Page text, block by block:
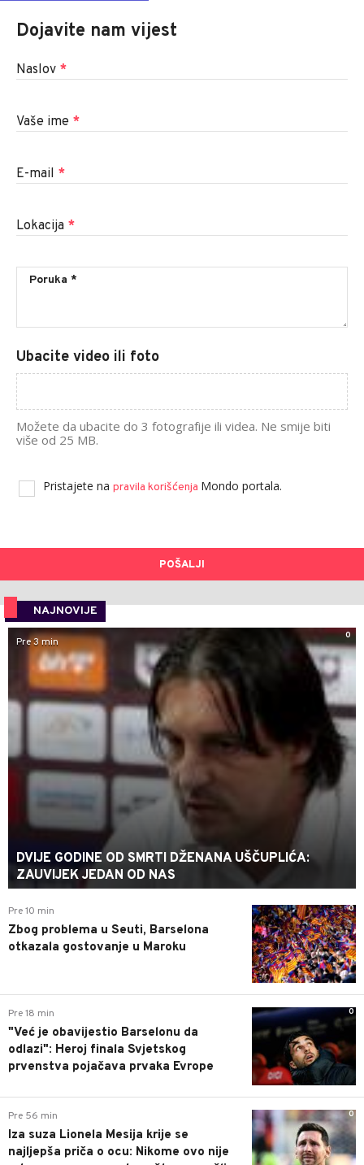
Dojavite nam vijest
Naslov *
Vaše ime *
E-mail *
Lokacija *
Ubacite video ili foto
Možete da ubacite do 3 fotografije ili videa. Ne smije biti
više od 25 MB.
Pristajete na pravila korišćenja Mondo portala.
POŠALJI
NAJNOVIJE
0
Pre 3 min
DVIJE GODINE OD SMRTI DŽENANA UŠČUPLIĆA:
ZAUVIJEK JEDAN OD NAS
0
Pre 10 min
Zbog problema u Seuti, Barselona
otkazala gostovanje u Maroku
0
Pre 18 min
"Već je obavijestio Barselonu da
odlazi": Heroj finala Svjetskog
prvenstva pojačava prvaka Evrope
0
Pre 56 min
Iza suza Lionela Mesija krije se
najljepša priča o ocu: Nikome ovo nije